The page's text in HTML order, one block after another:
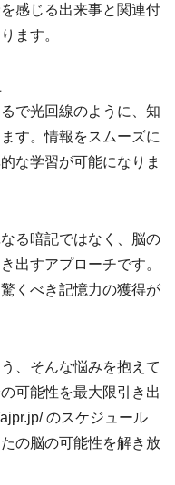
感じる出来事と関連付
ます。
で光回線のように、知
す。情報をスムーズに
な学習が可能になりま
る暗記ではなく、脳の
出すアプローチです。
くべき記憶力の獲得が
、そんな悩みを抱えて
可能性を最大限引き出
のスケジュール
の脳の可能性を解き放